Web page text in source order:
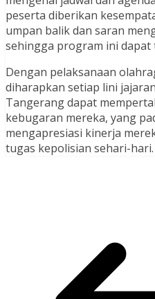
peserta diberikan
umpan balik dan saran
sehingga program ini
Dengan pelaksanaan
diharapkan setiap lini
Tangerang dapat
kebugaran mereka, yang
mengapresiasi kinerja
tugas kepolisian sehari-hari.